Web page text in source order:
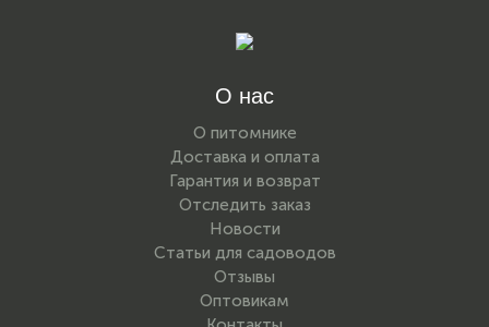
О нас
О питомнике
Доставка и оплата
Гарантия и возврат
Отследить заказ
Новости
Статьи для садоводов
Отзывы
Оптовикам